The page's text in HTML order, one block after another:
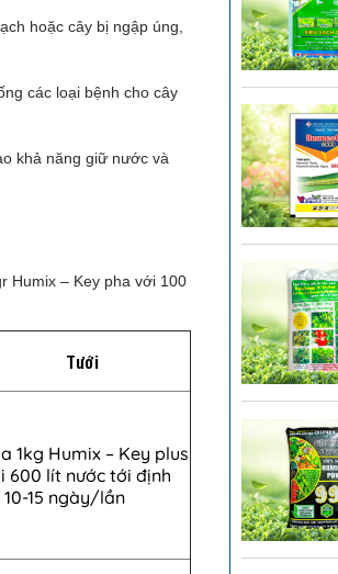
hoặc cây bị ngập úng,
các loại bệnh cho cây
khả năng giữ nước và
Humix – Key pha với 100
Tưới
1kg Humix – Key plus
600 lít nước tới định
10-15 ngày/lần